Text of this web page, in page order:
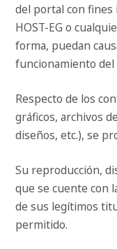
del portal con fines
HOST-EG o
forma, puedan
funcionamiento del
Respecto de los
gráficos, archivos
diseños, etc.), se
Su reproducción,
que se cuente con
de sus legítimos
permitido.